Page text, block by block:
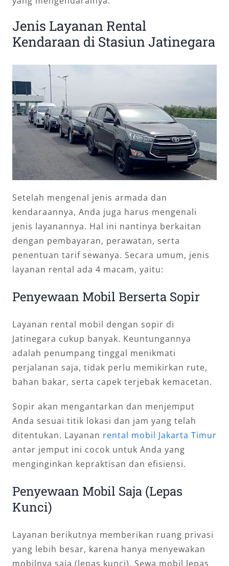
Jenis Layanan Rental
Kendaraan di Stasiun Jatinegara
Setelah mengenal jenis armada dan
kendaraannya, Anda juga harus mengenali
jenis layanannya. Hal ini nantinya berkaitan
dengan pembayaran, perawatan, serta
penentuan tarif sewanya. Secara umum, jenis
layanan rental ada 4 macam, yaitu:
Penyewaan Mobil Berserta Sopir
Layanan rental mobil dengan sopir di
Jatinegara cukup banyak. Keuntungannya
adalah penumpang tinggal menikmati
perjalanan saja, tidak perlu memikirkan rute,
bahan bakar, serta capek terjebak kemacetan.
Sopir akan mengantarkan dan menjemput
Anda sesuai titik lokasi dan jam yang telah
ditentukan. Layanan rental mobil Jakarta Timur
antar jemput ini cocok untuk Anda yang
menginginkan kepraktisan dan efisiensi.
Penyewaan Mobil Saja (Lepas
Kunci)
Layanan berikutnya memberikan ruang privasi
yang lebih besar, karena hanya menyewakan
mobilnya saja (lepas kunci). Sewa mobil lepas